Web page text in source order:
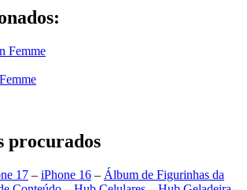
Femme
procurados
17 – iPhone 16 – Álbum de Figurinhas da